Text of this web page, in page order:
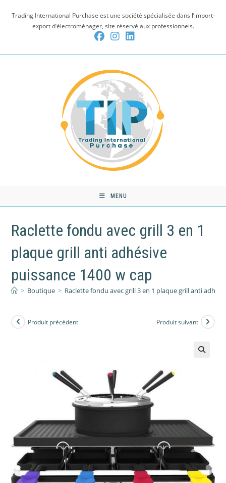
Trading International Purchase est une société spécialisée dans l’import-
export d’électroménager, site réservé aux professionnels.
MENU
Raclette fondu avec grill 3 en 1
plaque grill anti adhésive
puissance 1400 w cap
> Boutique > Raclette fondu avec grill 3 en 1 plaque grill anti
Produit précédent Produit suivant